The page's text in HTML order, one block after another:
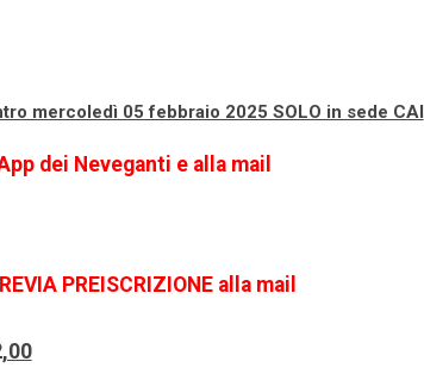
mercoledì 05 febbraio 2025 SOLO in sede CAI
dei Neveganti e alla mail
PREISCRIZIONE alla mail